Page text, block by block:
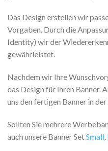
Das Design erstellen wir
Vorgaben. Durch die
Identity) wir der
gewährleistet.
Nachdem wir Ihre
das Design für Ihren Banner.
uns den fertigen Banner in
Sollten Sie mehrere
auch unsere Banner SetSmall